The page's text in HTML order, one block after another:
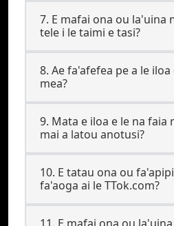
7. E mafai ona ou la'uina
tele i le taimi e tasi?
8. Ae fa'afefea pe a le
mea?
9. Mata e iloa e le na faia
mai a latou anotusi?
10. E tatau ona ou
fa'aoga ai le TTok.com?